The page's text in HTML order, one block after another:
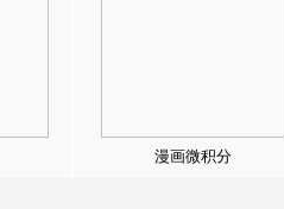
漫画微积分